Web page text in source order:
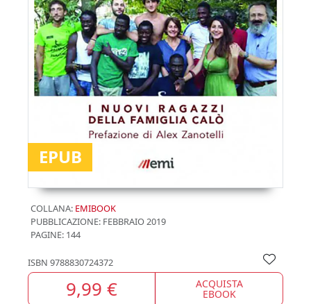
EPUB
COLLANA: EMIBOOK
PUBBLICAZIONE: FEBBRAIO 2019
PAGINE: 144
ISBN 9788830724372
9,99 € ACQUISTA
EBOOK